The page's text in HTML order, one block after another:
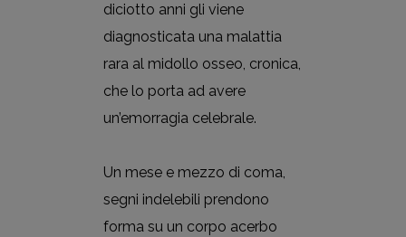
diciotto anni gli viene
diagnosticata una malattia
rara al midollo osseo, cronica,
che lo porta ad avere
un’emorragia celebrale.
Un mese e mezzo di coma,
segni indelebili prendono
forma su un corpo acerbo